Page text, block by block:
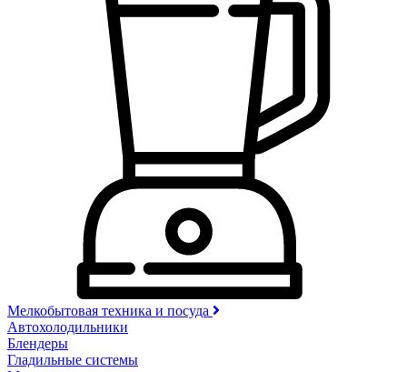
Мелкобытовая техника и посуда
Автохолодильники
Блендеры
Гладильные системы